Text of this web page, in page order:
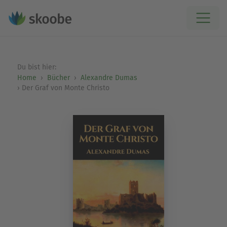
Du bist hier:
Home
Bücher
Alexandre Dumas
Der Graf von Monte Christo